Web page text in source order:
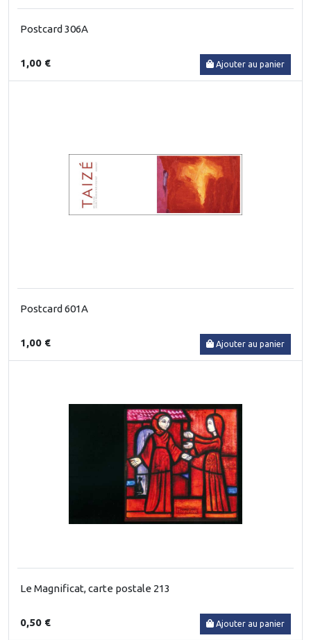
Postcard 306A
1,00 € Ajouter au panier
Postcard 601A
1,00 € Ajouter au panier
Le Magnificat, carte postale 213
0,50 € Ajouter au panier